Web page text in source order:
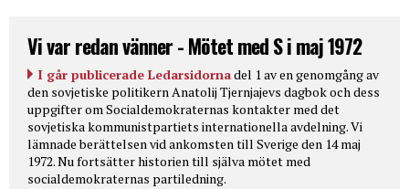
Vi var redan vänner - Mötet med S i maj 1972
I går publicerade Ledarsidornadel 1 av en genomgång av
den sovjetiske politikern Anatolij Tjernjajevs dagbok och dess
uppgifter om Socialdemokraternas kontakter med det
sovjetiska kommunistpartiets internationella avdelning. Vi
lämnade berättelsen vid ankomsten till Sverige den 14 maj
1972. Nu fortsätter historien till själva mötet med
socialdemokraternas partiledning.